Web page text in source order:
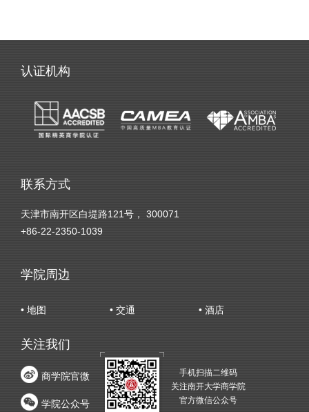
认证机构
联系方式
天津市南开区白堤路121号， 300071
+86-22-2350-1039
学院周边
• 地图 • 交通 • 酒店
关注我们
商学院官微
学院公众号
手机扫描二维码
关注南开大学商学院
官方微信公众号